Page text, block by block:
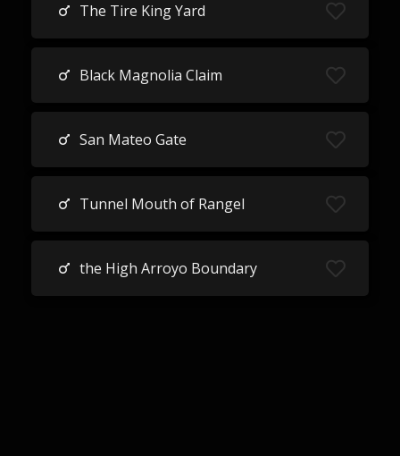
The Tire King Yard
Black Magnolia Claim
San Mateo Gate
Tunnel Mouth of Rangel
the High Arroyo Boundary